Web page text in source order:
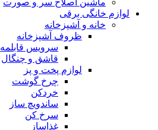
لوازم خانگی برقی
خانه و آشپزخانه
ظروف آشپزخانه
سرویس قابلمه
قاشق و چنگال
لوازم پخت و پز
چرخ گوشت
خردکن
ساندویچ ساز
سرخ کن
غذاساز